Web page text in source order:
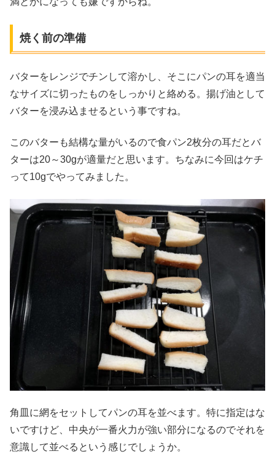
焼く前の準備
バターをレンジでチンして溶かし、そこにパンの耳を適当
なサイズに切ったものをしっかりと絡める。揚げ油として
バターを浸み込ませるという事ですね。
このバターも結構な量がいるので食パン2枚分の耳だとバ
ターは20～30gが適量だと思います。ちなみに今回はケチ
って10gでやってみました。
角皿に網をセットしてパンの耳を並べます。特に指定はな
いですけど、中央が一番火力が強い部分になるのでそれを
意識して並べるという感じでしょうか。